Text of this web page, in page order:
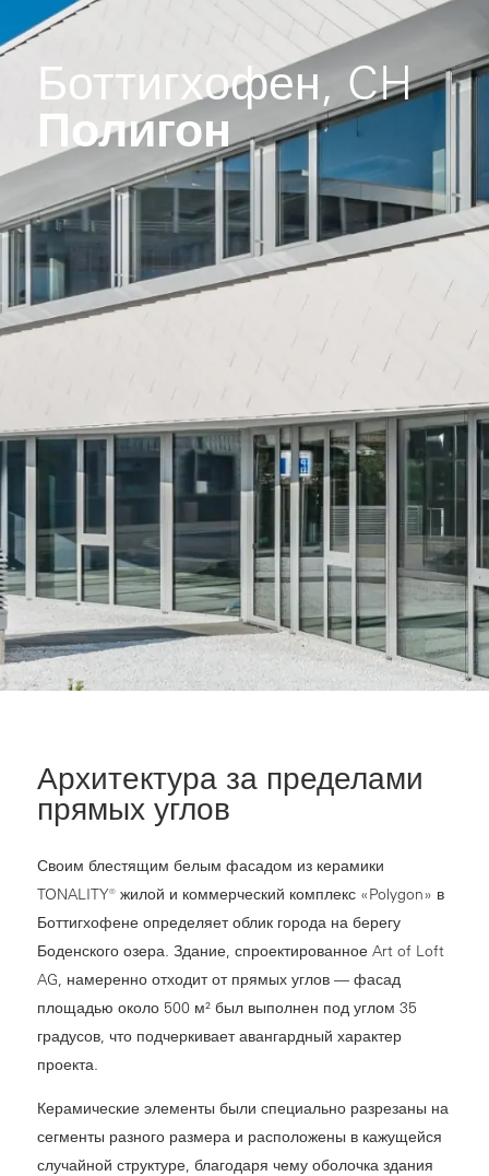
Боттигхофен, CH
Полигон
Архитектура за пределами
прямых углов
Своим блестящим белым фасадом из керамики
TONALITY® жилой и коммерческий комплекс «Polygon» в
Боттигхофене определяет облик города на берегу
Боденского озера. Здание, спроектированное Art of Loft
AG, намеренно отходит от прямых углов — фасад
площадью около 500 м² был выполнен под углом 35
градусов, что подчеркивает авангардный характер
проекта.
Керамические элементы были специально разрезаны на
сегменты разного размера и расположены в кажущейся
случайной структуре, благодаря чему оболочка здания